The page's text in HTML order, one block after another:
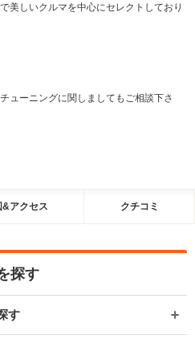
美しいクルマを中心にセレクトしており
ューニングに関しましてもご相談下さ
&アクセス クチコミ
探す
す